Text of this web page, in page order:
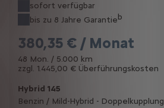
sofort verfügbar
bis zu 8 Jahre Garantieb
380,35 € / Monat
48 Mon. / 5.000 km
zzgl. 1.445,00 € Überführungskosten
Hybrid 145
Benzin / Mild-Hybrid - Doppelkupplung